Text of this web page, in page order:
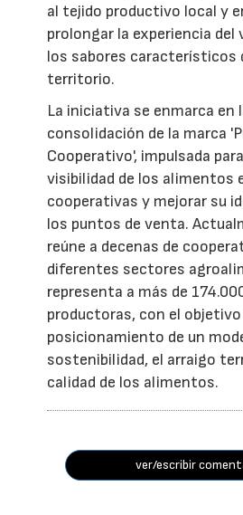
al tejido productivo local y
prolongar la experiencia del
los sabores característicos
territorio.
La iniciativa se enmarca en
consolidación de la marca
Cooperativo', impulsada
visibilidad de los alimentos
cooperativas y mejorar su
los puntos de venta.
reúne a decenas de
diferentes sectores
representa a más de
productoras, con el
posicionamiento de un
sostenibilidad, el arraigo
calidad de los alimentos.
ver/escribir